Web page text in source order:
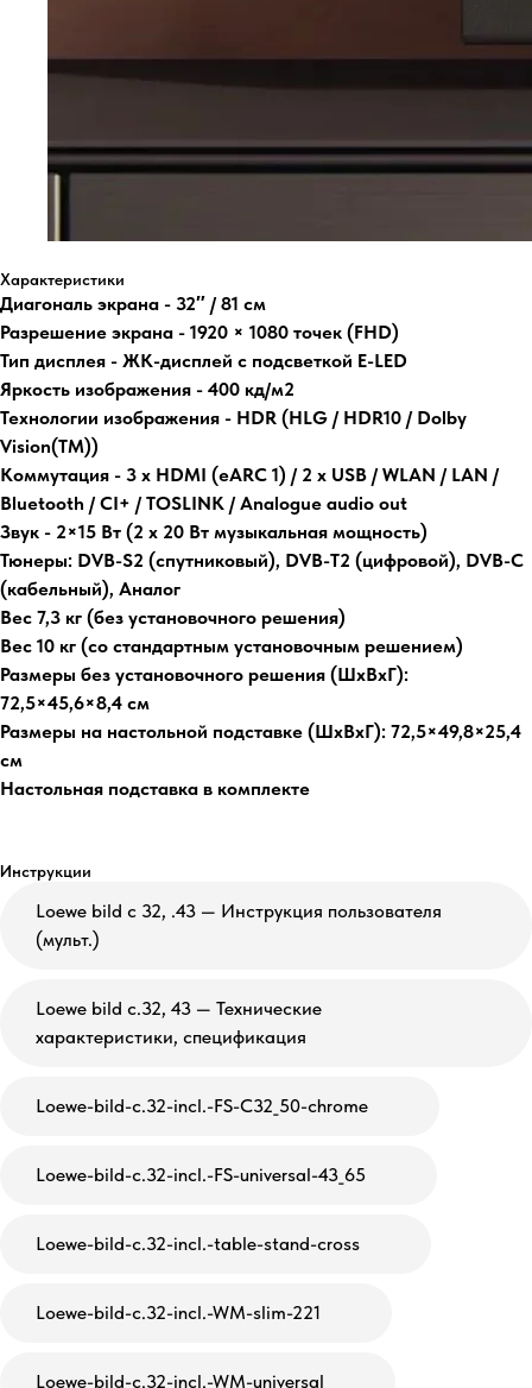
Характеристики
Диагональ экрана - 32″ / 81 см
Разрешение экрана - 1920 × 1080 точек (FHD)
Тип дисплея - ЖК-дисплей с подсветкой E-LED
Яркость изображения - 400 кд/м2
Технологии изображения - HDR (HLG / HDR10 / Dolby
Vision(TM))
Коммутация - 3 x HDMI (eARC 1) / 2 x USB / WLAN / LAN /
Bluetooth / CI+ / TOSLINK / Analogue audio out
Звук - 2×15 Вт (2 х 20 Вт музыкальная мощность)
Тюнеры: DVB-S2 (спутниковый), DVB-T2 (цифровой), DVB-C
(кабельный), Аналог
Вес 7,3 кг (без установочного решения)
Вес 10 кг (со стандартным установочным решением)
Размеры без установочного решения (ШхВхГ):
72,5×45,6×8,4 см
Размеры на настольной подставке (ШхВхГ): 72,5×49,8×25,4
см
Настольная подставка в комплекте
Инструкции
Loewe bild c 32, .43 — Инструкция пользователя
(мульт.)
Loewe bild c.32, 43 — Технические
характеристики, спецификация
Loewe-bild-c.32-incl.-FS-C32_50-chrome
Loewe-bild-c.32-incl.-FS-universal-43_65
Loewe-bild-c.32-incl.-table-stand-cross
Loewe-bild-c.32-incl.-WM-slim-221
Loewe-bild-c.32-incl.-WM-universal